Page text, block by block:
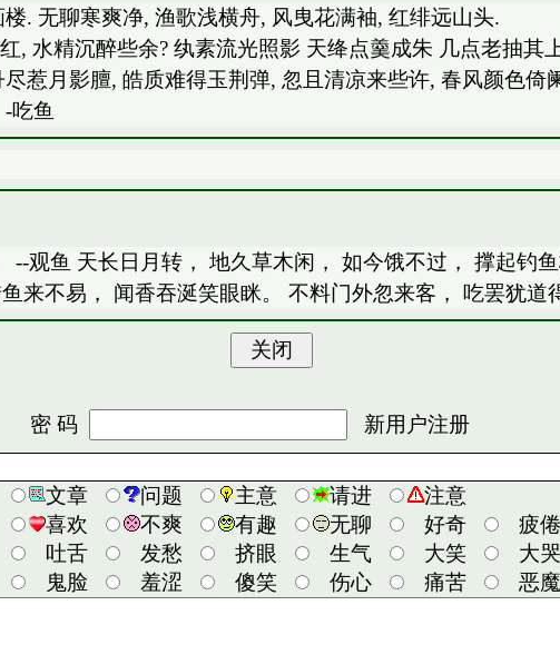
去, 香雪满画楼. 无聊寒爽净, 渔歌浅
, 水精沉醉些余? 纨素流光照影 天绛点羹成朱 几点老抽其
玉荆弹, 忽且清凉来些许, 春风颜色倚
观鱼 天长日月转， 地久草木闲， 如今饿不过， 撑起钓
来不易， 闻香吞涎笑眼眯。 不料门外忽来客， 吃罢犹道
码
新用户注册
文章 问题 主意 请进
注意
喜欢 不爽 有趣 无聊 好奇
疲倦
吐舌 发愁 挤眼 生气 大笑
大哭
鬼脸 羞涩 傻笑 伤心 痛苦 恶魔